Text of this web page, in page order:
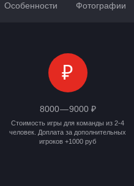
Особенности Фотографии
₽
8000 — 9000 ₽
Стоимость игры для команды из 2-4
человек. Доплата за дополнительных
игроков +1000 руб